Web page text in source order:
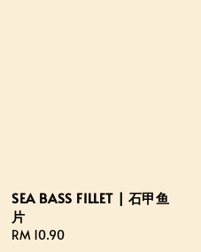
SEA BASS FILLET | 石甲鱼
片
Regular
RM 10.90